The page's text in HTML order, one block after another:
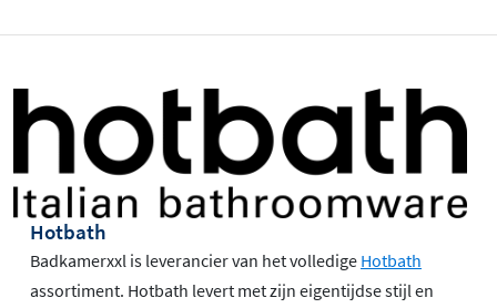
Hotbath
Badkamerxxl is leverancier van het volledige Hotbath
assortiment. Hotbath levert met zijn eigentijdse stijl en